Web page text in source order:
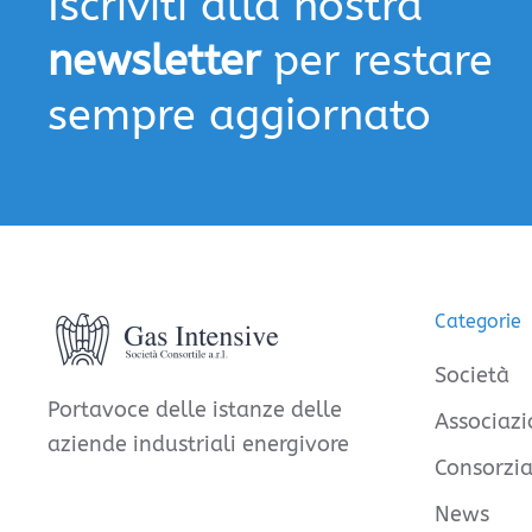
newsletterper restare
sempre aggiornato
Portavoce delle istanze delle
aziende industriali energivore
Categorie
Società
News